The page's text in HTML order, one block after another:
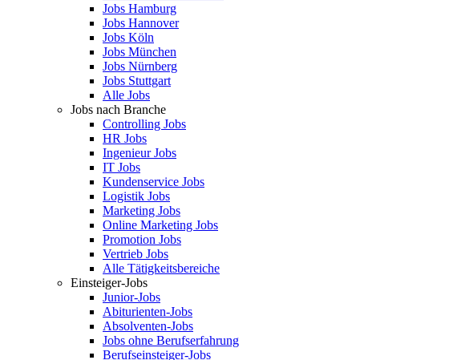
Jobs Hamburg
Jobs Hannover
Jobs Köln
Jobs München
Jobs Nürnberg
Jobs Stuttgart
Alle Jobs
Jobs nach Branche
Controlling Jobs
HR Jobs
Ingenieur Jobs
IT Jobs
Kundenservice Jobs
Logistik Jobs
Marketing Jobs
Online Marketing Jobs
Promotion Jobs
Vertrieb Jobs
Alle Tätigkeitsbereiche
Einsteiger-Jobs
Junior-Jobs
Abiturienten-Jobs
Absolventen-Jobs
Jobs ohne Berufserfahrung
Berufseinsteiger-Jobs